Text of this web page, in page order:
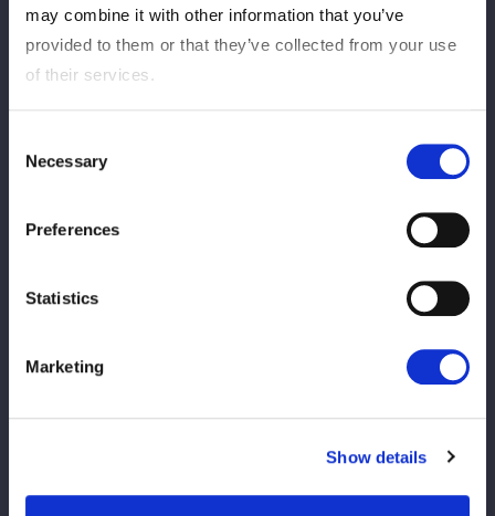
may combine it with other information that you’ve
provided to them or that they’ve collected from your use
of their services.
Selection
Necessary
Preferences
Statistics
Marketing
Show details
【当日券販売情報】9.13 新潟大会、9.14
【完売のお知らせ】7.4 『プロレスファン
BLOOD 23』板橋大会
2025/06/03 チケット